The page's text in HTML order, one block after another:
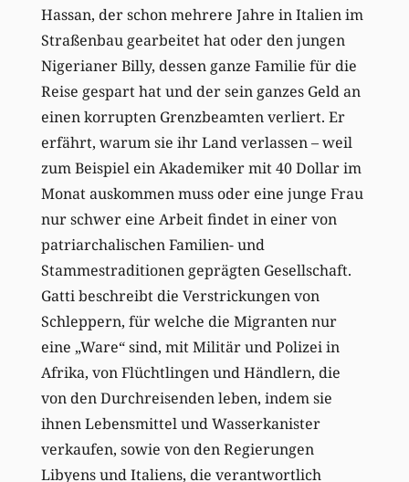
Hassan, der schon mehrere Jahre in Italien im
Straßenbau gearbeitet hat oder den jungen
Nigerianer Billy, dessen ganze Familie für die
Reise gespart hat und der sein ganzes Geld an
einen korrupten Grenzbeamten verliert. Er
erfährt, warum sie ihr Land verlassen – weil
zum Beispiel ein Akademiker mit 40 Dollar im
Monat auskommen muss oder eine junge Frau
nur schwer eine Arbeit findet in einer von
patriarchalischen Familien- und
Stammestraditionen geprägten Gesellschaft.
Gatti beschreibt die Verstrickungen von
Schleppern, für welche die Migranten nur
eine „Ware“ sind, mit Militär und Polizei in
Afrika, von Flüchtlingen und Händlern, die
von den Durchreisenden leben, indem sie
ihnen Lebensmittel und Wasserkanister
verkaufen, sowie von den Regierungen
Libyens und Italiens, die verantwortlich